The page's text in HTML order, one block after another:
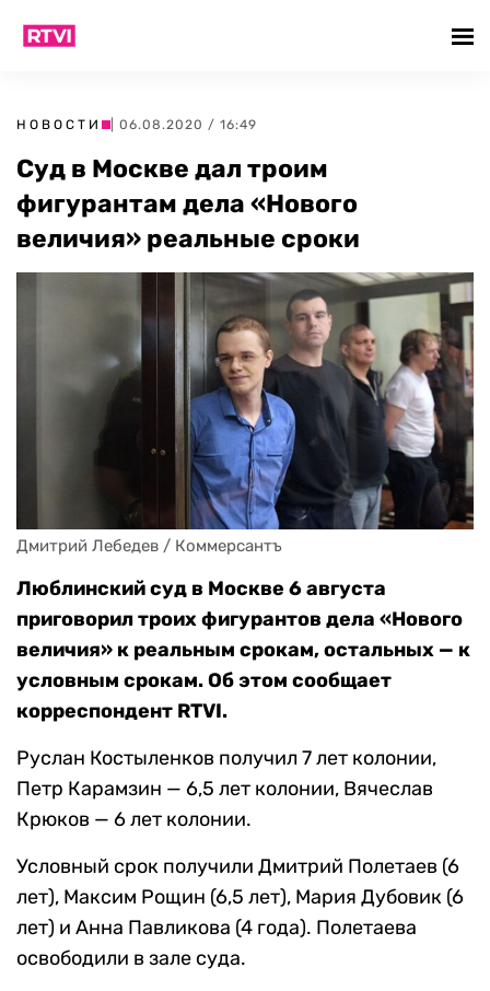
НОВОСТИ | 06.08.2020 / 16:49
Суд в Москве дал троим
фигурантам дела «Нового
величия» реальные сроки
Дмитрий Лебедев / Коммерсантъ
Люблинский суд в Москве 6 августа
приговорил троих фигурантов дела «Нового
величия» к реальным срокам, остальных — к
условным срокам. Об этом сообщает
корреспондент RTVI.
Руслан Костыленков получил 7 лет колонии,
Петр Карамзин — 6,5 лет колонии, Вячеслав
Крюков — 6 лет колонии.
Условный срок получили Дмитрий Полетаев (6
лет), Максим Рощин (6,5 лет), Мария Дубовик (6
лет) и Анна Павликова (4 года). Полетаева
освободили в зале суда.